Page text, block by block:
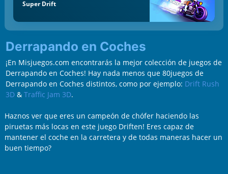
Super Drift
Derrapando en Coches
¡En Misjuegos.com encontrarás la mejor colección de juegos de
Derrapando en Coches! Hay nada menos que 80juegos de
Derrapando en Coches distintos, como por ejemplo: Drift Rush
3D& Traffic Jam 3D.
Haznos ver que eres un campeón de chófer haciendo las
piruetas más locas en este juego Driften! Eres capaz de
mantener el coche en la carretera y de todas maneras hacer un
buen tiempo?